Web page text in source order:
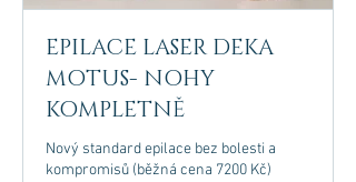
EPILACE LASER DEKA
MOTUS- NOHY
KOMPLETNĚ
Nový standard epilace bez bolesti a
kompromisů (běžná cena 7200 Kč)